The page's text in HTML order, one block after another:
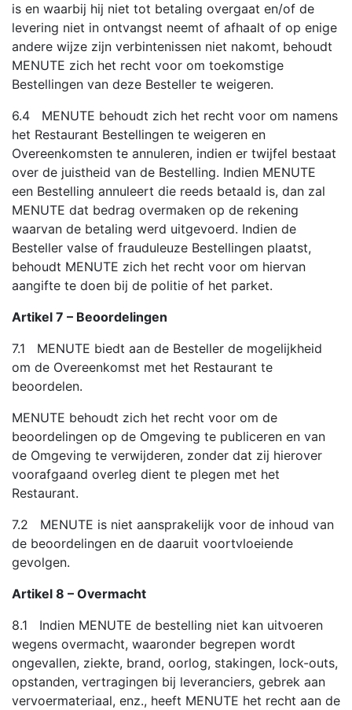
is en waarbij hij niet tot betaling overgaat en/of de
levering niet in ontvangst neemt of afhaalt of op enige
andere wijze zijn verbintenissen niet nakomt, behoudt
MENUTE zich het recht voor om toekomstige
Bestellingen van deze Besteller te weigeren.
6.4 MENUTE behoudt zich het recht voor om namens
het Restaurant Bestellingen te weigeren en
Overeenkomsten te annuleren, indien er twijfel bestaat
over de juistheid van de Bestelling. Indien MENUTE
een Bestelling annuleert die reeds betaald is, dan zal
MENUTE dat bedrag overmaken op de rekening
waarvan de betaling werd uitgevoerd. Indien de
Besteller valse of frauduleuze Bestellingen plaatst,
behoudt MENUTE zich het recht voor om hiervan
aangifte te doen bij de politie of het parket.
Artikel 7 – Beoordelingen
7.1 MENUTE biedt aan de Besteller de mogelijkheid
om de Overeenkomst met het Restaurant te
beoordelen.
MENUTE behoudt zich het recht voor om de
beoordelingen op de Omgeving te publiceren en van
de Omgeving te verwijderen, zonder dat zij hierover
voorafgaand overleg dient te plegen met het
Restaurant.
7.2 MENUTE is niet aansprakelijk voor de inhoud van
de beoordelingen en de daaruit voortvloeiende
gevolgen.
Artikel 8 – Overmacht
8.1 Indien MENUTE de bestelling niet kan uitvoeren
wegens overmacht, waaronder begrepen wordt
ongevallen, ziekte, brand, oorlog, stakingen, lock-outs,
opstanden, vertragingen bij leveranciers, gebrek aan
vervoermateriaal, enz., heeft MENUTE het recht aan de